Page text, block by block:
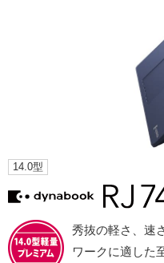
14.0型
秀抜の軽さ、速
ワークに適した